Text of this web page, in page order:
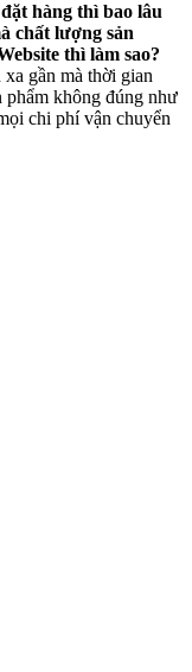
hàng thì bao lâu
chất lượng sản
thì làm sao?
gần mà thời gian
phẩm không đúng như
chi phí vận chuyển